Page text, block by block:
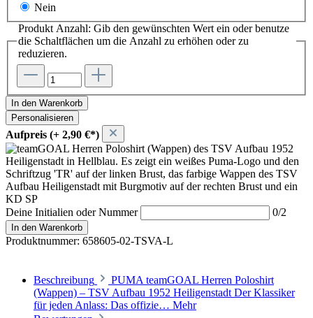
Nein
Produkt Anzahl: Gib den gewünschten Wert ein oder benutze
die Schaltflächen um die Anzahl zu erhöhen oder zu
reduzieren.
In den Warenkorb
Personalisieren
Aufpreis (+ 2,90 €*)
Deine Initialien oder Nummer 0/2
In den Warenkorb
Produktnummer: 658605-02-TSVA-L
Beschreibung
PUMA teamGOAL Herren Poloshirt
(Wappen) – TSV Aufbau 1952 Heiligenstadt Der Klassiker
für jeden Anlass: Das offizie… Mehr